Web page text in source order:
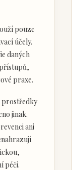
pouze
účely.
daných
praxe.
prostředky
jinak.
ani
péči.